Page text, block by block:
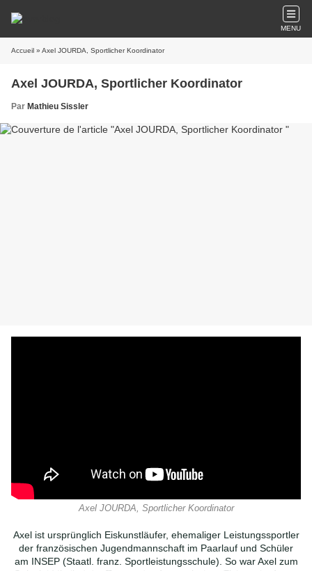
MENU
Accueil » Axel JOURDA, Sportlicher Koordinator
Axel JOURDA, Sportlicher Koordinator
Par Mathieu Sissler
Axel JOURDA, Sportlicher Koordinator
Axel ist ursprünglich Eiskunstläufer, ehemaliger Leistungssportler
der französischen Jugendmannschaft im Paarlauf und Schüler
am INSEP (Staatl. franz. Sportleistungsschule). So war Axel zum